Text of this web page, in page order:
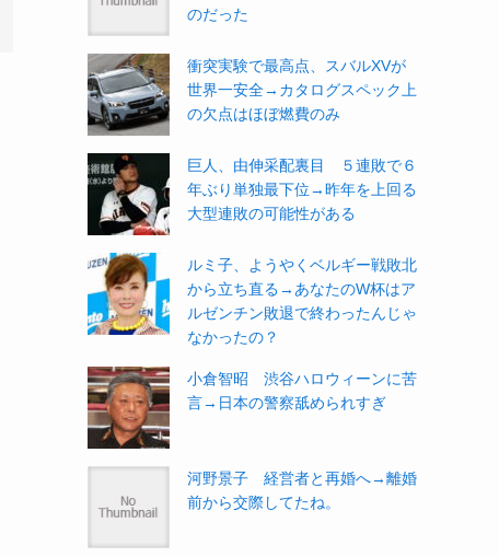
のだった
衝突実験で最高点、スバルXVが
世界一安全→カタログスペック上
の欠点はほぼ燃費のみ
巨人、由伸采配裏目 ５連敗で６
年ぶり単独最下位→昨年を上回る
大型連敗の可能性がある
ルミ子、ようやくベルギー戦敗北
から立ち直る→あなたのW杯はア
ルゼンチン敗退で終わったんじゃ
なかったの？
小倉智昭 渋谷ハロウィーンに苦
言→日本の警察舐められすぎ
河野景子 経営者と再婚へ→離婚
前から交際してたね。